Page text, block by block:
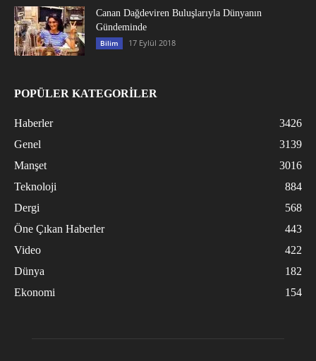
Canan Dağdeviren Buluşlarıyla Dünyanın
Gündeminde
Bilim 17 Eylül 2018
POPÜLER KATEGORİLER
Haberler
3426
Genel
3139
Manşet
3016
Teknoloji
884
Dergi
568
Öne Çıkan Haberler
443
Video
422
Dünya
182
Ekonomi
154